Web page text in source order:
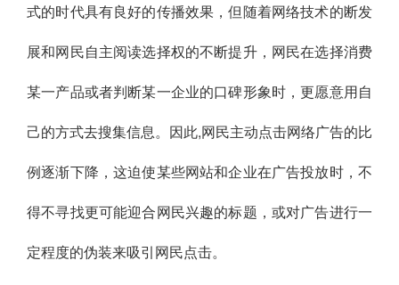
式的时代具有良好的传播效果，但随着网络技术的断发
展和网民自主阅读选择权的不断提升，网民在选择消费
某一产品或者判断某一企业的口碑形象时，更愿意用自
己的方式去搜集信息。因此,网民主动点击网络广告的比
例逐渐下降，这迫使某些网站和企业在广告投放时，不
得不寻找更可能迎合网民兴趣的标题，或对广告进行一
定程度的伪装来吸引网民点击。